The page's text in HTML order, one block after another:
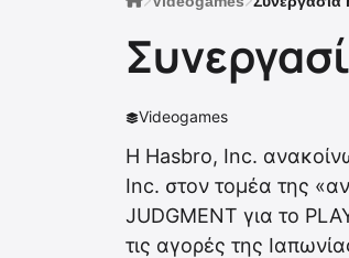
Videogames
Η Hasbro, Inc.
Inc. στον τομέα της
JUDGMENT για το
τις αγορές της